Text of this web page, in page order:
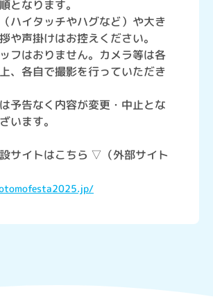
となります。
ハイタッチやハグなど）や大き
や声掛けはお控えください。
フはおりません。カメラ等は各
、各自で撮影を行っていただき
予告なく内容が変更・中止とな
います。
サイトはこちら ▽（外部サイト